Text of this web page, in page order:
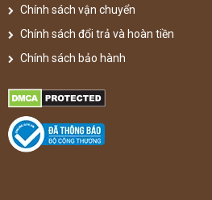
Chính sách vận chuyển
Chính sách đổi trả và hoàn tiền
Chính sách bảo hành